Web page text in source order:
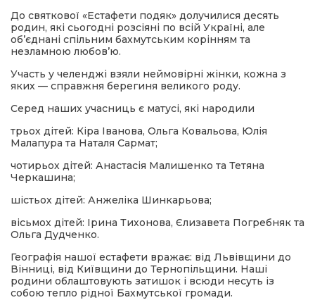
політика
місія
До святкової «Естафети подяк» долучилися десять
родин, які сьогодні розсіяні по всій Україні, але
об’єднані спільним бахмутським корінням та
незламною любов’ю.
Участь у челенджі взяли неймовірні жінки, кожна з
яких — справжня берегиня великого роду.
Серед наших учасниць є матусі, які народили
трьох дітей: Кіра Іванова, Ольга Ковальова, Юлія
Малапура та Наталя Сармат;
чотирьох дітей: Анастасія Малишенко та Тетяна
Черкашина;
шістьох дітей: Анжеліка Шинкарьова;
вісьмох дітей: Ірина Тихонова, Єлизавета Погребняк та
Ольга Дудченко.
Географія нашої естафети вражає: від Львівщини до
Вінниці, від Київщини до Тернопільщини. Наші
родини облаштовують затишок і всюди несуть із
собою тепло рідної Бахмутської громади.